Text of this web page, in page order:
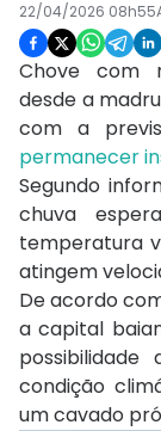
22/04/2026 08h55
Chove com
desde a
com a
permanecer
Segundo
chuva
temperatura
atingem
De acordo
a capital
condição
um cavado